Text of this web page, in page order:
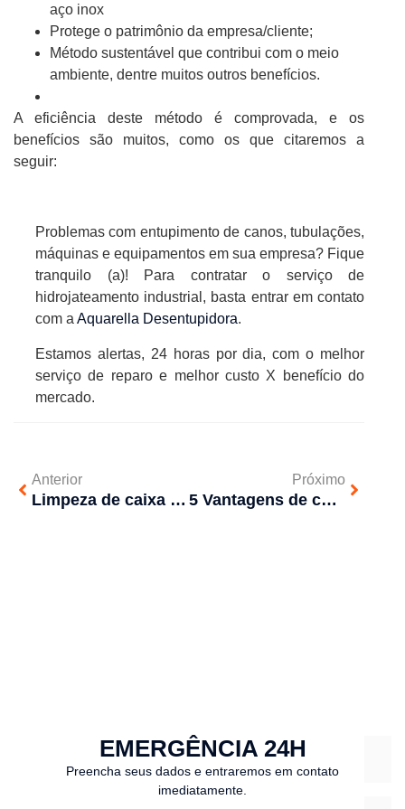
aço inox
Protege o patrimônio da empresa/cliente;
Método sustentável que contribui com o meio
ambiente, dentre muitos outros benefícios.
A eficiência deste método é comprovada, e os
benefícios são muitos, como os que citaremos a
seguir:
Problemas com entupimento de canos, tubulações,
máquinas e equipamentos em sua empresa? Fique
tranquilo (a)! Para contratar o serviço de
hidrojateamento industrial, basta entrar em contato
com a Aquarella Desentupidora.
Estamos alertas, 24 horas por dia, com o melhor
serviço de reparo e melhor custo X benefício do
mercado.
Anterior
Limpeza de caixa de água de condomínio – quando realizar?
Próximo
5 Vantagens de contratar a Aquarella Desentupidora
EMERGÊNCIA 24H
Preencha seus dados e entraremos em contato
imediatamente.